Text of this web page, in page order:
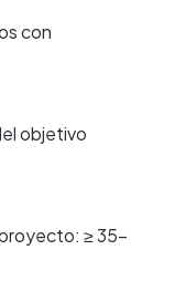
con
objetivo
≥ 35–